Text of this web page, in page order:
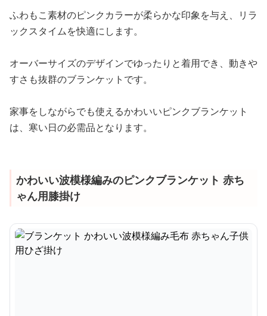
ふわもこ素材のピンクカラーが柔らかな印象を与え、リラ
ックスタイムを快適にします。
オーバーサイズのデザインでゆったりと着用でき、動きや
すさも抜群のブランケットです。
家事をしながらでも使えるかわいいピンクブランケット
は、寒い日の必需品となります。
かわいい波模様編みのピンクブランケット 赤ち
ゃん用膝掛け